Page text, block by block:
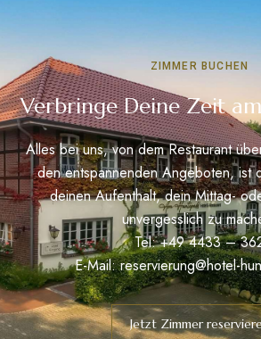
ZIMMER BUCHEN
Verbringe Deine Zeit
Alles bei uns, von dem Restaurant
den entspannenden Angeboten, ist
deinen Aufenthalt, dein Mittag-
unvergesslich zu
Tel: +49 4433 –
E-Mail:reservierung@hotel-
Jetzt Zimmer